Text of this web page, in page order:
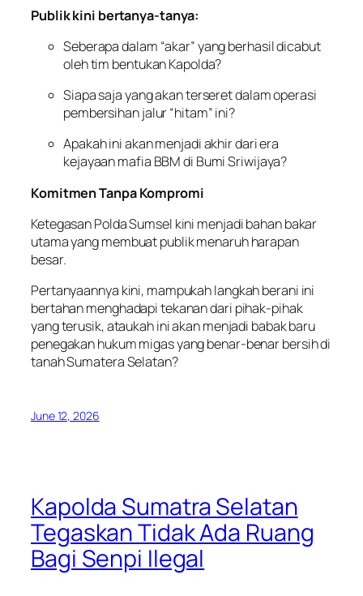
Publik kini bertanya-tanya:
Seberapa dalam “akar” yang berhasil dicabut
oleh tim bentukan Kapolda?
Siapa saja yang akan terseret dalam operasi
pembersihan jalur “hitam” ini?
Apakah ini akan menjadi akhir dari era
kejayaan mafia BBM di Bumi Sriwijaya?
Komitmen Tanpa Kompromi
Ketegasan Polda Sumsel kini menjadi bahan bakar
utama yang membuat publik menaruh harapan
besar.
Pertanyaannya kini, mampukah langkah berani ini
bertahan menghadapi tekanan dari pihak-pihak
yang terusik, ataukah ini akan menjadi babak baru
penegakan hukum migas yang benar-benar bersih di
tanah Sumatera Selatan?
June 12, 2026
Kapolda Sumatra Selatan
Tegaskan Tidak Ada Ruang
Bagi Senpi Ilegal